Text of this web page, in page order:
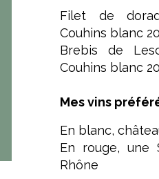
Filet de
Couhins blanc
Brebis de
Couhins blanc
Mes vins
En blanc,
En rouge, une
Rhône